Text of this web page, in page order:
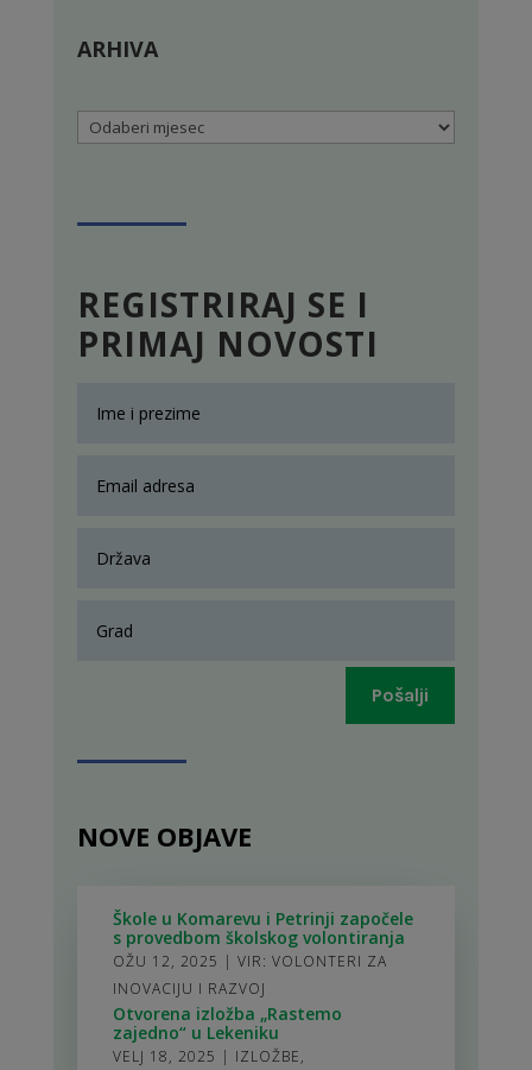
ARHIVA
Arhiva
REGISTRIRAJ SE I
PRIMAJ NOVOSTI
Pošalji
NOVE OBJAVE
Škole u Komarevu i Petrinji započele
s provedbom školskog volontiranja
OŽU 12, 2025 | VIR: VOLONTERI ZA
INOVACIJU I RAZVOJ
Otvorena izložba „Rastemo
zajedno“ u Lekeniku
VELJ 18, 2025 | IZLOŽBE,